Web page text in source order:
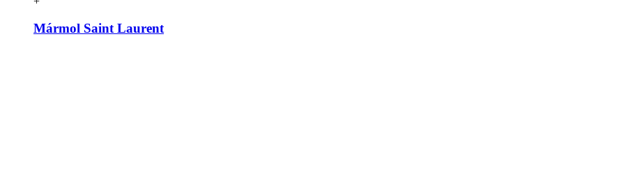
Mármol Saint Laurent